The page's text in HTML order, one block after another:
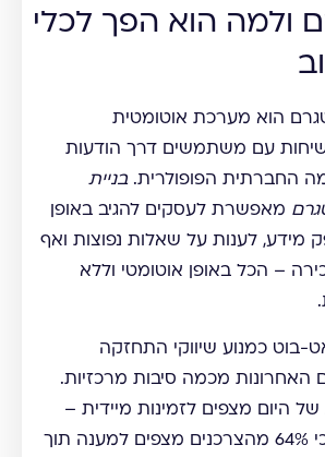
ולמה הוא הפך לכלי
הוא מערכת אוטומטית
עם משתמשים דרך הודעות
החברתית הפופולרית.בניית
מאפשרת לעסקים להגיב באופן
מידע, לענות על שאלות נפוצות ואף
– הכל באופן אוטומטי וללא
בוט כמנוע שיווקי התחזקה
האחרונות מכמה סיבות מרכזיות.
היום מצפים לזמינות מיידית –
מחקרים מראים כי 64% מהצרכנים מצפים למענה תוך